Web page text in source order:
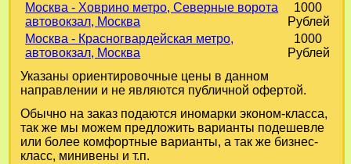
Москва - Ховрино метро, Северные ворота
автовокзал, Москва
1000
Рублей
Москва - Красногвардейская метро,
автовокзал, Москва
1000
Рублей
Указаны ориентировочные цены в данном
направлении и не являются публичной офертой.
Обычно на заказ подаются иномарки эконом-класса,
так же мы можем предложить варианты подешевле
или более комфортные варианты, а так же бизнес-
класс, минивены и т.п.